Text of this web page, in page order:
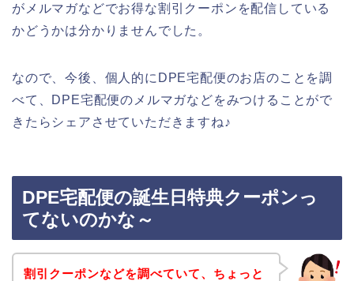
がメルマガなどでお得な割引クーポンを配信している
かどうかは分かりませんでした。
なので、今後、個人的にDPE宅配便のお店のことを調
べて、DPE宅配便のメルマガなどをみつけることがで
きたらシェアさせていただきますね♪
DPE宅配便の誕生日特典クーポンっ
てないのかな～
割引クーポンなどを調べていて、ちょっと